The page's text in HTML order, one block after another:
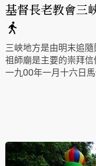
基督長老教會三
三峽地方是由明末追
祖師廟是主要的崇拜
一九00年一月十六日
駐三角湧的傳道人是
教的黃金時代，當時
教會的家算是安置妥
北中會感恩禮拜，而